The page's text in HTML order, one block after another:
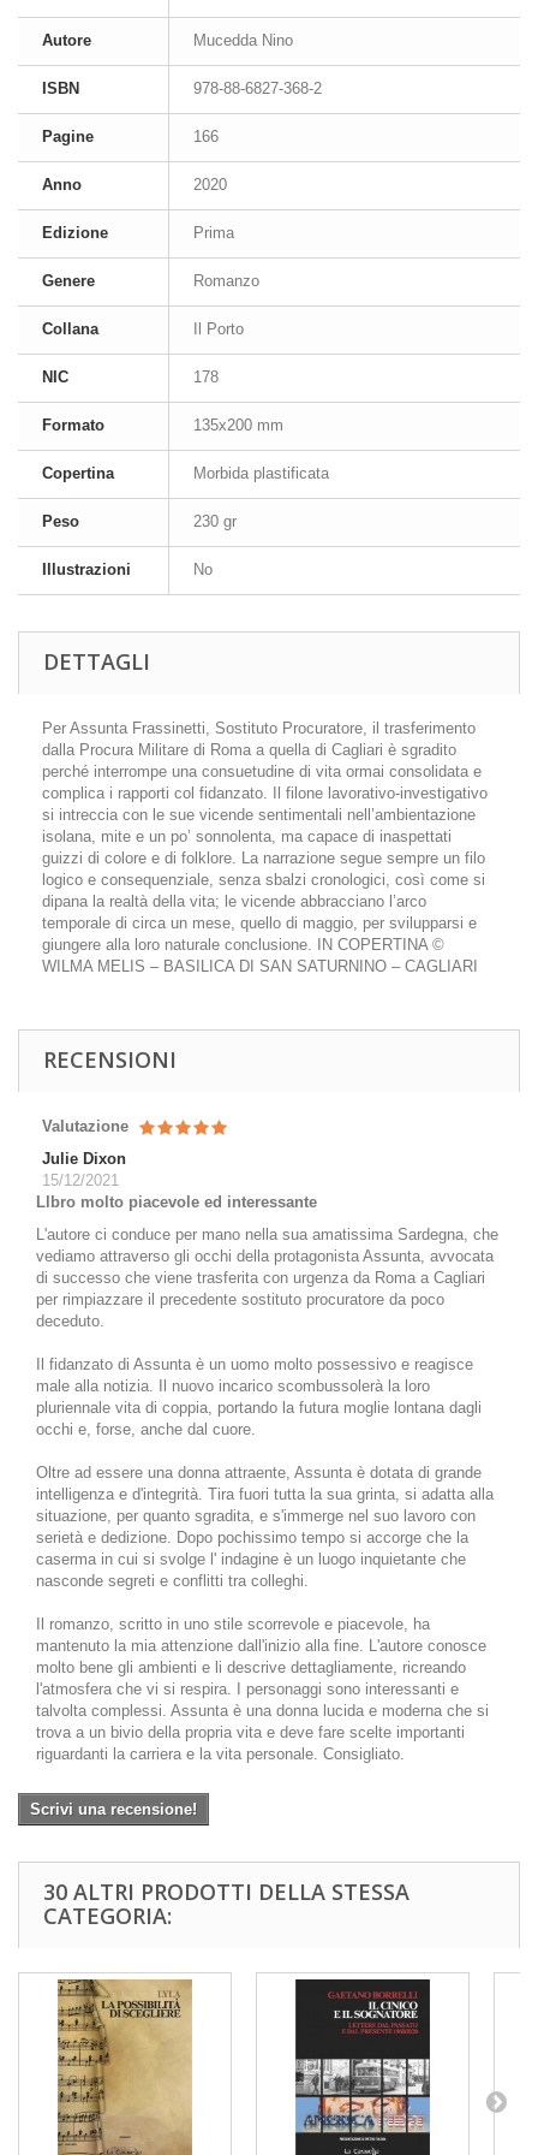
Autore Mucedda Nino
ISBN 978-88-6827-368-2
Pagine 166
Anno 2020
Edizione Prima
Genere Romanzo
Collana Il Porto
NIC 178
Formato 135x200 mm
Copertina Morbida plastificata
Peso 230 gr
Illustrazioni No
DETTAGLI
Per Assunta Frassinetti, Sostituto Procuratore, il trasferimento
dalla Procura Militare di Roma a quella di Cagliari è sgradito
perché interrompe una consuetudine di vita ormai consolidata e
complica i rapporti col fidanzato. Il filone lavorativo-investigativo
si intreccia con le sue vicende sentimentali nell’ambientazione
isolana, mite e un po’ sonnolenta, ma capace di inaspettati
guizzi di colore e di folklore. La narrazione segue sempre un filo
logico e consequenziale, senza sbalzi cronologici, così come si
dipana la realtà della vita; le vicende abbracciano l’arco
temporale di circa un mese, quello di maggio, per svilupparsi e
giungere alla loro naturale conclusione. IN COPERTINA ©
WILMA MELIS – BASILICA DI SAN SATURNINO – CAGLIARI
RECENSIONI
Valutazione
Julie Dixon
15/12/2021
Llbro molto piacevole ed interessante
L'autore ci conduce per mano nella sua amatissima Sardegna, che
vediamo attraverso gli occhi della protagonista Assunta, avvocata
di successo che viene trasferita con urgenza da Roma a Cagliari
per rimpiazzare il precedente sostituto procuratore da poco
deceduto.
Il fidanzato di Assunta è un uomo molto possessivo e reagisce
male alla notizia. Il nuovo incarico scombussolerà la loro
pluriennale vita di coppia, portando la futura moglie lontana dagli
occhi e, forse, anche dal cuore.
Oltre ad essere una donna attraente, Assunta è dotata di grande
intelligenza e d'integrità. Tira fuori tutta la sua grinta, si adatta alla
situazione, per quanto sgradita, e s'immerge nel suo lavoro con
serietà e dedizione. Dopo pochissimo tempo si accorge che la
caserma in cui si svolge l' indagine è un luogo inquietante che
nasconde segreti e conflitti tra colleghi.
Il romanzo, scritto in uno stile scorrevole e piacevole, ha
mantenuto la mia attenzione dall'inizio alla fine. L'autore conosce
molto bene gli ambienti e li descrive dettagliamente, ricreando
l'atmosfera che vi si respira. I personaggi sono interessanti e
talvolta complessi. Assunta è una donna lucida e moderna che si
trova a un bivio della propria vita e deve fare scelte importanti
riguardanti la carriera e la vita personale. Consigliato.
Scrivi una recensione!
30 ALTRI PRODOTTI DELLA STESSA
CATEGORIA: